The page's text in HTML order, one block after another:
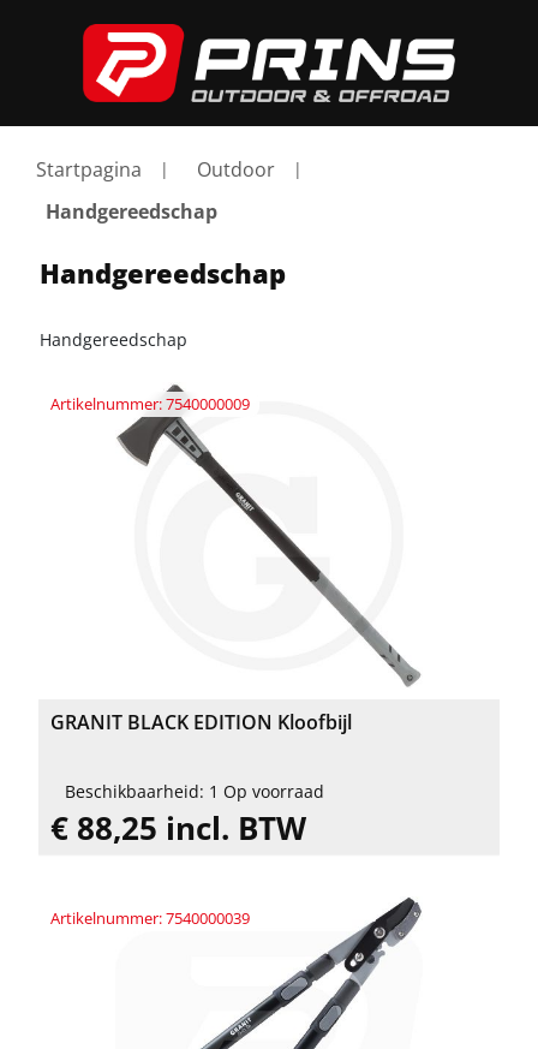
Startpagina
Outdoor
Handgereedschap
Handgereedschap
Handgereedschap
Artikelnummer: 7540000009
GRANIT BLACK EDITION Kloofbijl
Beschikbaarheid: 1 Op voorraad
€ 88,25 incl. BTW
Artikelnummer: 7540000039